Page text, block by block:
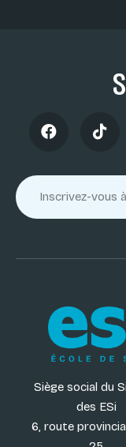
Siège social du
des ESi
6, route